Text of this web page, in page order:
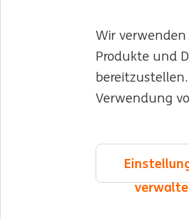
Arbeiten
Expertise
Wir
Produkte und
Verwendung